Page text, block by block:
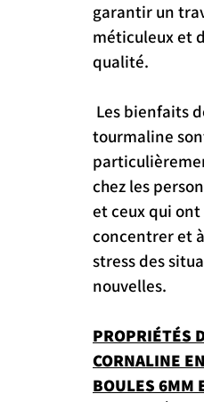
garantir un
méticuleux et
qualité.
Les bienfaits
tourmaline
chez les
et ceux qui ont
concentrer et
stress des
nouvelles.
PROPRIÉTÉS
CORNALINE
BOULES 6MM